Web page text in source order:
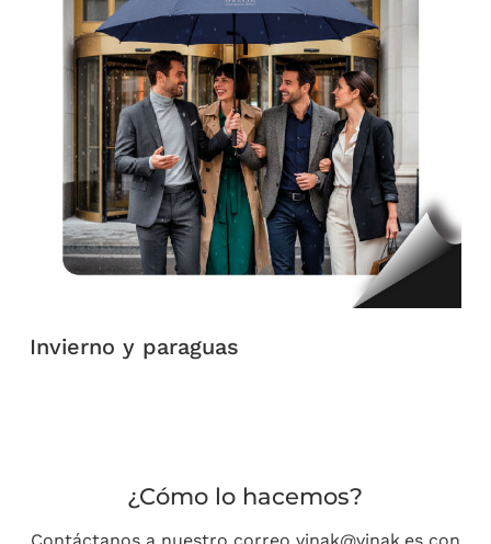
Invierno y paraguas
¿Cómo lo hacemos?